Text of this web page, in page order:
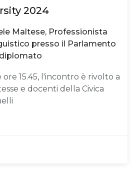
2024
Maltese, Professionista
presso il Parlamento
15.45, l'incontro è rivolto a
e docenti della Civica